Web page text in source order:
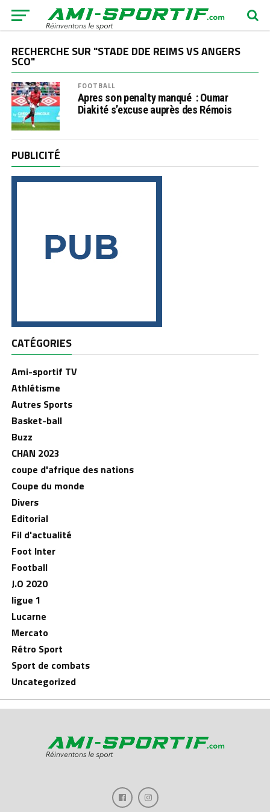
RECHERCHE SUR "STADE DDE REIMS VS ANGERS
SCO"
FOOTBALL
Apres son penalty manqué : Oumar
Diakité s’excuse auprès des Rémois
PUBLICITÉ
CATÉGORIES
Ami-sportif TV
Athlétisme
Autres Sports
Basket-ball
Buzz
CHAN 2023
coupe d'afrique des nations
Coupe du monde
Divers
Editorial
Fil d'actualité
Foot Inter
Football
J.O 2020
ligue 1
Lucarne
Mercato
Rétro Sport
Sport de combats
Uncategorized